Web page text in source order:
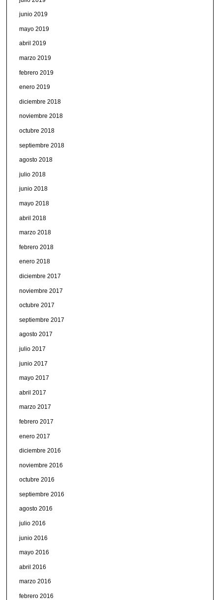
junio 2019
mayo 2019
abril 2019
marzo 2019
febrero 2019
enero 2019
diciembre 2018
noviembre 2018
octubre 2018
septiembre 2018
agosto 2018
julio 2018
junio 2018
mayo 2018
abril 2018
marzo 2018
febrero 2018
enero 2018
diciembre 2017
noviembre 2017
octubre 2017
septiembre 2017
agosto 2017
julio 2017
junio 2017
mayo 2017
abril 2017
marzo 2017
febrero 2017
enero 2017
diciembre 2016
noviembre 2016
octubre 2016
septiembre 2016
agosto 2016
julio 2016
junio 2016
mayo 2016
abril 2016
marzo 2016
febrero 2016